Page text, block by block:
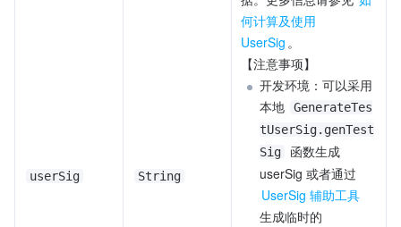
userSig String
何计算及使用
UserSig 。
【注意事项】
开发环境：可以采用
本地
GenerateTes
tUserSig.genTest
Sig
函数生成
userSig 或者通过
UserSig 辅助工具
生成临时的